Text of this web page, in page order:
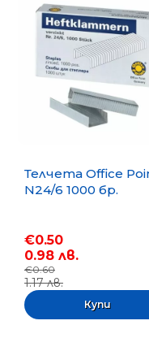
Телчета Office
N24/6 1000 бр.
€0.50
0.98 лв.
€0.60
1.17 лв.